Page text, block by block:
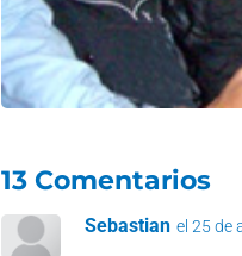
13 Comentarios
Sebastian el 25 de